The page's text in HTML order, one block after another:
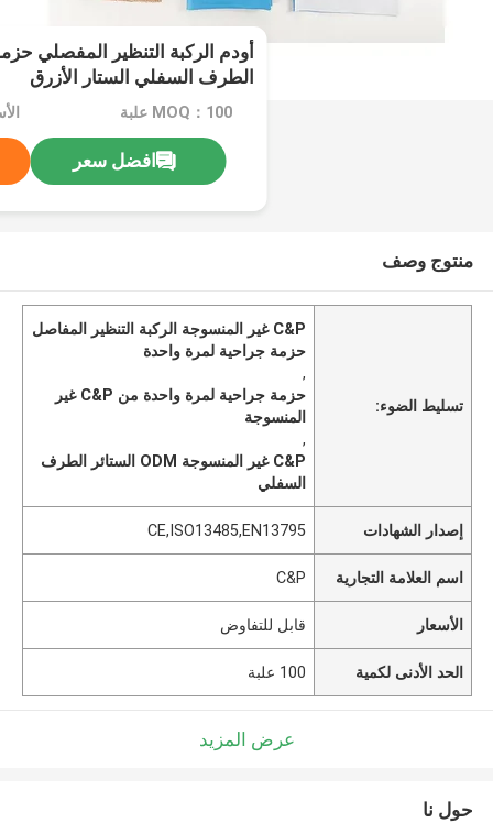
أودم الركبة التنظير المفصلي
الطرف السفلي الستار الأزرق
MOQ：100 علبة
افضل سعر
منتوج وصف
تسليط الضوء:
C&P غير المنسوجة الركبة التنظير المفاصل
حزمة جراحية لمرة واحدة
,
حزمة جراحية لمرة واحدة من C&P غير
المنسوجة
,
C&P غير المنسوجة ODM الستائر الطرف
السفلي
إصدار الشهادات CE,ISO13485,EN13795
اسم العلامة التجارية C&P
الأسعار قابل للتفاوض
الحد الأدنى لكمية 100 علبة
عرض المزيد
حول نا